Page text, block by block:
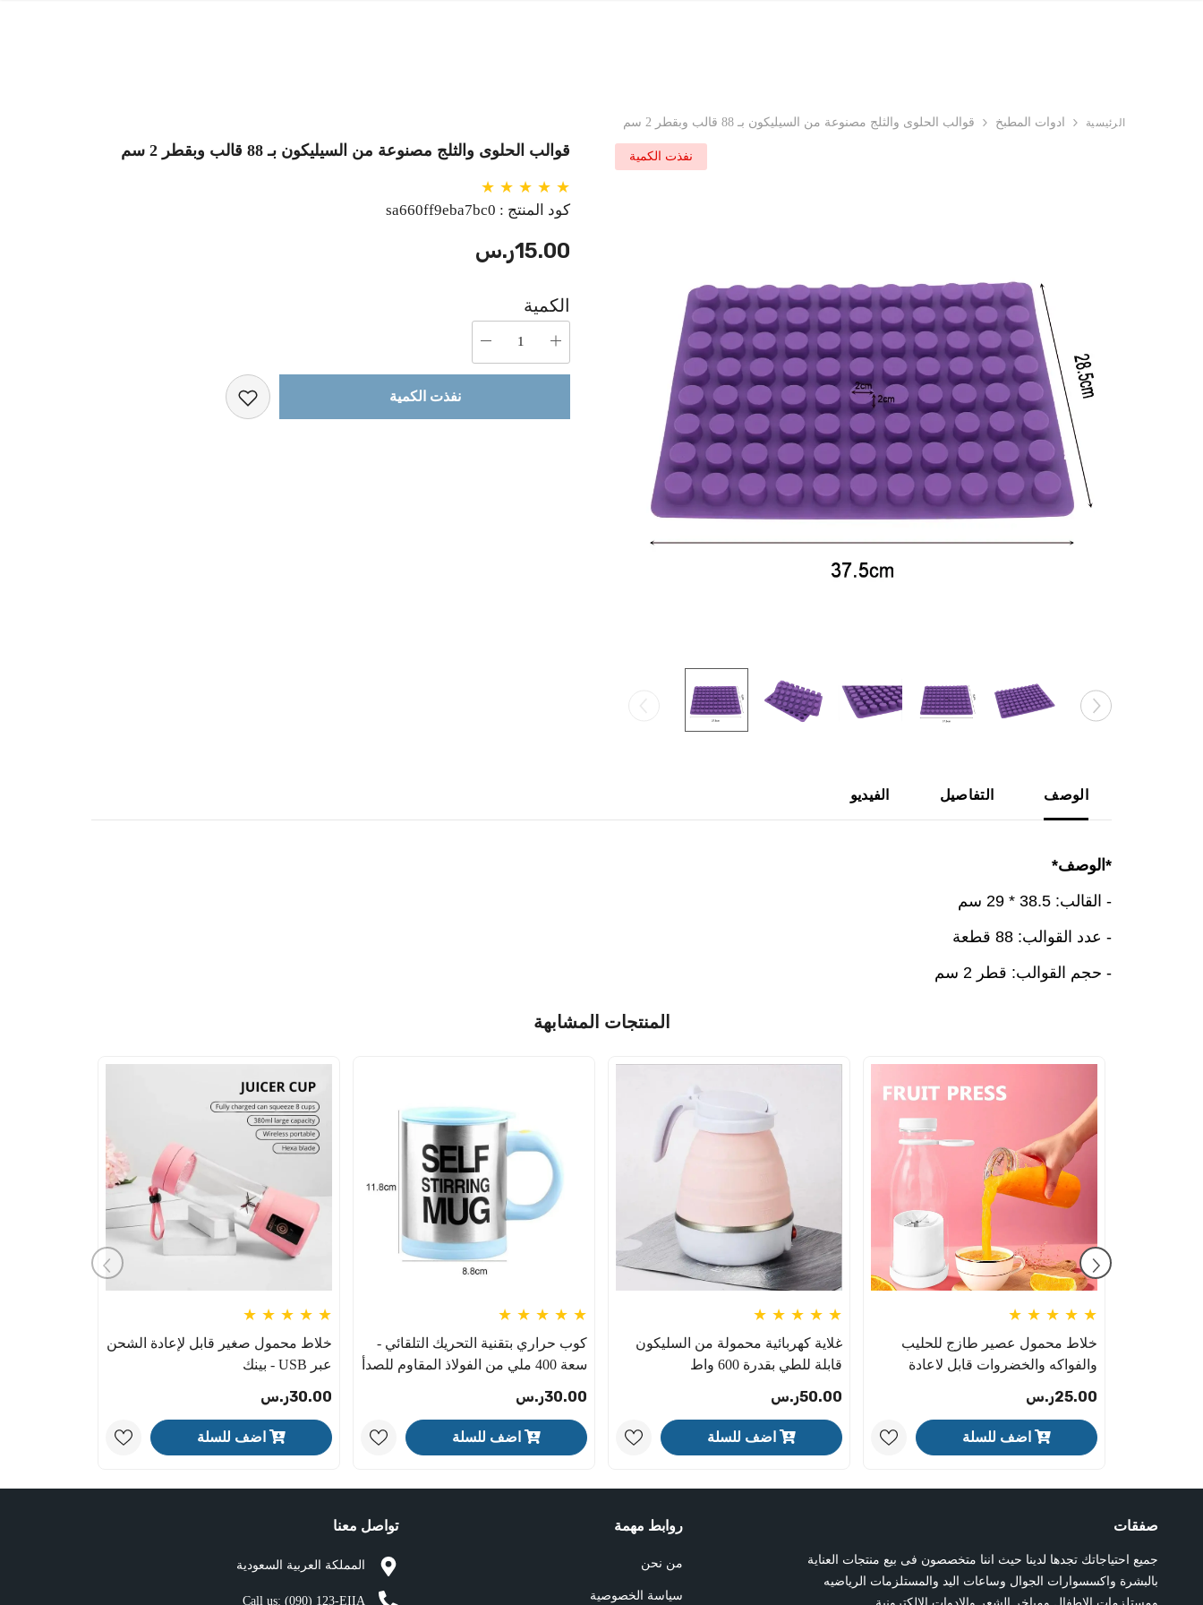
الرئيسية ادوات المطبخ قوالب الحلوى والثلج مصنوعة من السيليكون بـ 88 قالب وبقطر 2 سم
نفذت الكمية قوالب الحلوى والثلج مصنوعة من السيليكون بـ 88 قالب وبقطر 2 سم
كود المنتج : sa660ff9eba7bc0
15.00ر.س
الكمية
نفذت الكمية
الوصف التفاصيل الفيديو
*الوصف*
- القالب: 38.5 * 29 سم
- عدد القوالب: 88 قطعة
- حجم القوالب: قطر 2 سم
المنتجات المشابهة
خلاط محمول صغير قابل لإعادة الشحن
عبر USB - بينك
30.00ر.س
اضف للسلة
كوب حراري بتقنية التحريك التلقائي -
سعة 400 ملي من الفولاذ المقاوم للصدأ
30.00ر.س
اضف للسلة
غلاية كهربائية محمولة من السليكون
قابلة للطي بقدرة 600 واط
50.00ر.س
اضف للسلة
خلاط محمول عصير طازج للحليب
والفواكه والخضروات قابل لاعادة
والرياضة والمكتب باللون الابيض
25.00ر.س
اضف للسلة
صفقات
جميع احتياجاتك تجدها لدينا حيث اننا متخصصون فى بيع منتجات العناية
بالبشرة واكسسوارات الجوال وساعات اليد والمستلزمات الرياضيه
روابط مهمة
من نحن
سياسة الخصوصية
تواصل معنا
المملكة العربية السعودية
Call us: (090) 123-EIIA